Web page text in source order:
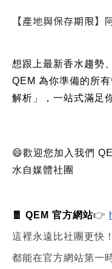
【產地與保存期限】
想跟上最新香水趨勢
QEM 為你準備的所
解析」，一站式滿足
😄歡迎您加入我們
水自媒體社團
🧧 QEM 官方網站👉
這裡永遠比社團更快
都能在官方網站第一